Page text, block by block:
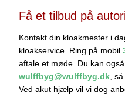
Få et tilbud på
​Kontakt din kloakmester i
kloakservice. Ring på mobil
aftale et møde. Du kan
wulffbyg@wulffbyg.dk,
Ved akut hjælp vil vi dog